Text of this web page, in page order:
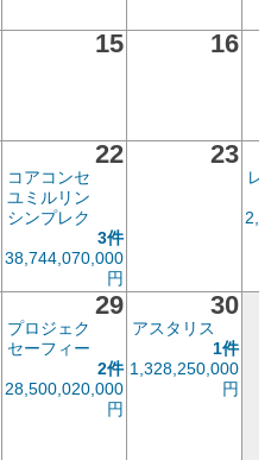
15 16
22
コアコンセ
ユミルリン
シンプレク
3件
38,744,070,000
円
23
レ
29
プロジェク
セーフィー
2件
28,500,020,000
円
30
アスタリス
1件
1,328,250,000
円